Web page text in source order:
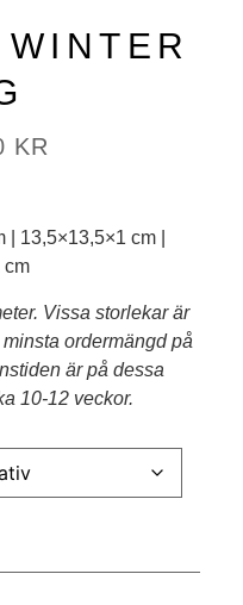
KR
13,5×13,5×1 cm |
cm
Vissa storlekar är
ordermängd på
är på dessa
10-12 veckor.